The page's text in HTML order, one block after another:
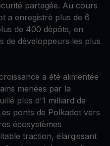
partagée. Au cours
a enregistré plus de 6
de 400 dépôts, en
de développeurs les plus
a été alimentée
menées par la
plus d'1 milliard de
ponts de Polkadot vers
écosystèmes
traction, élargissant